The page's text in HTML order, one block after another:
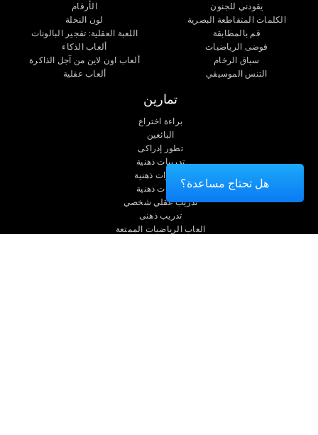
يقودني للجنون
الكلمات المتقاطعة البصرية
قم بالمطابقة
فوضى الرياضيات
سباق الرخام
التنس الموسيقي
الأرقام
لون النحلة
اللعبة العقلية: تفجير البالونات
ألعاب الذكاء
ألعاب اون لاين من آجل الذاكرة
ألعاب عقلية
تمارين
براءة اختراع
البائعين
تطور إدراكى
تدريبات ذهنية
اختبارات ذهنية
تدريبات ذهنية
تدريب عقلي شخصي
تدريب ذهنى
العاب الرياضيات الممتعة
هل تحتاج مساعدة؟